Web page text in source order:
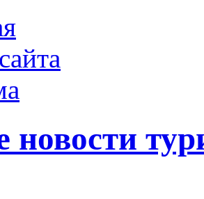
новости